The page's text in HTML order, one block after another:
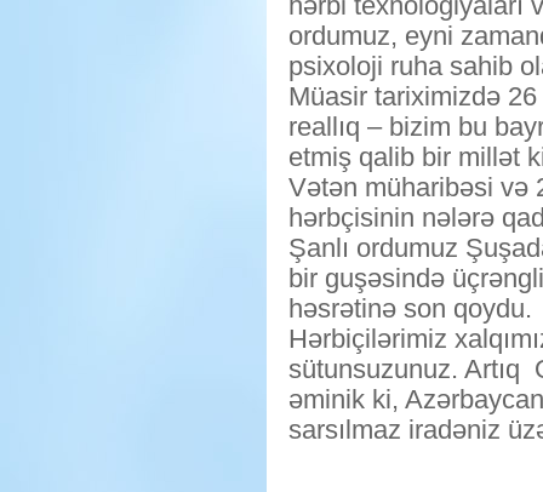
ordumuz, eyni
psixoloji ruha sahib
Müasir tariximizdə
reallıq – bizim bu
etmiş qalib bir millət
Vətən müharibəsi və
hərbçisinin nələrə
Şanlı ordumuz
bir guşəsində üçrəngli
həsrətinə son qoydu.
Hərbiçilərimiz
sütunsuzunuz. Artıq
əminik ki,
sarsılmaz iradəniz